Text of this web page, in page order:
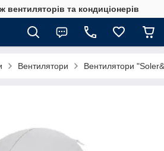
вентиляторів та кондиціонерів
Вентилятори Вентилятори